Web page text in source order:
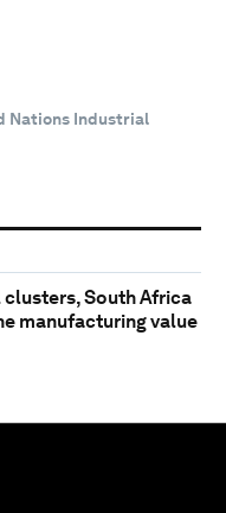
Nations Industrial
South Africa
manufacturing value